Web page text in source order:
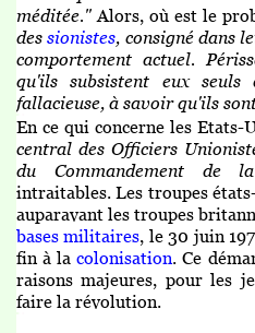
méditée." Alors, où est le
dessionistes , consigné dans
comportement actuel.
qu'ils subsistent eux
fallacieuse, à savoir qu'ils
En ce qui concerne les Etats-
central des Officiers
du Commandement de
intraitables. Les troupes
auparavant les troupes
bases militaires, le 30 juin
fin à lacolonisation. Ce
raisons majeures, pour les
faire la révolution.